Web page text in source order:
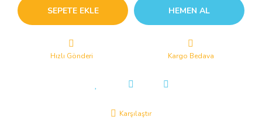
SEPETE EKLE HEMEN AL
Hızlı Gönderi Kargo Bedava
Karşılaştır